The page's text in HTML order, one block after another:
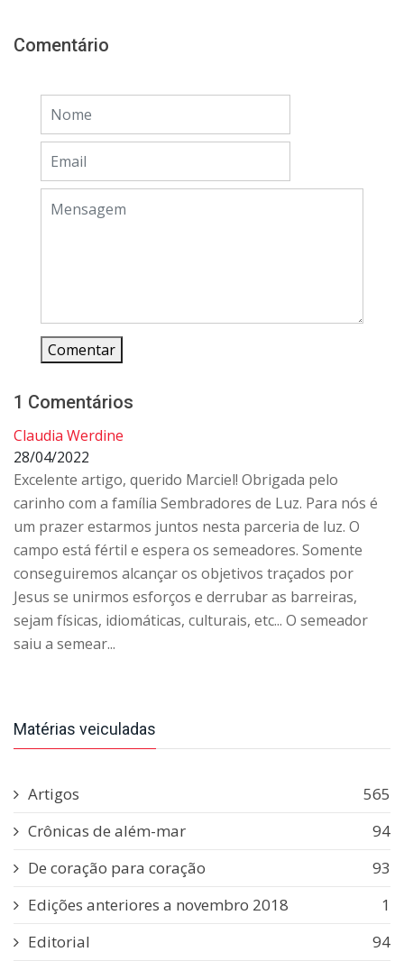
Comentário
Comentar
1 Comentários
Claudia Werdine
28/04/2022
Excelente artigo, querido Marciel! Obrigada pelo
carinho com a família Sembradores de Luz. Para nós é
um prazer estarmos juntos nesta parceria de luz. O
campo está fértil e espera os semeadores. Somente
conseguiremos alcançar os objetivos traçados por
Jesus se unirmos esforços e derrubar as barreiras,
sejam físicas, idiomáticas, culturais, etc... O semeador
saiu a semear...
Matérias veiculadas
Artigos
565
Crônicas de além-mar
94
De coração para coração
93
Edições anteriores a novembro 2018
1
Editorial
94